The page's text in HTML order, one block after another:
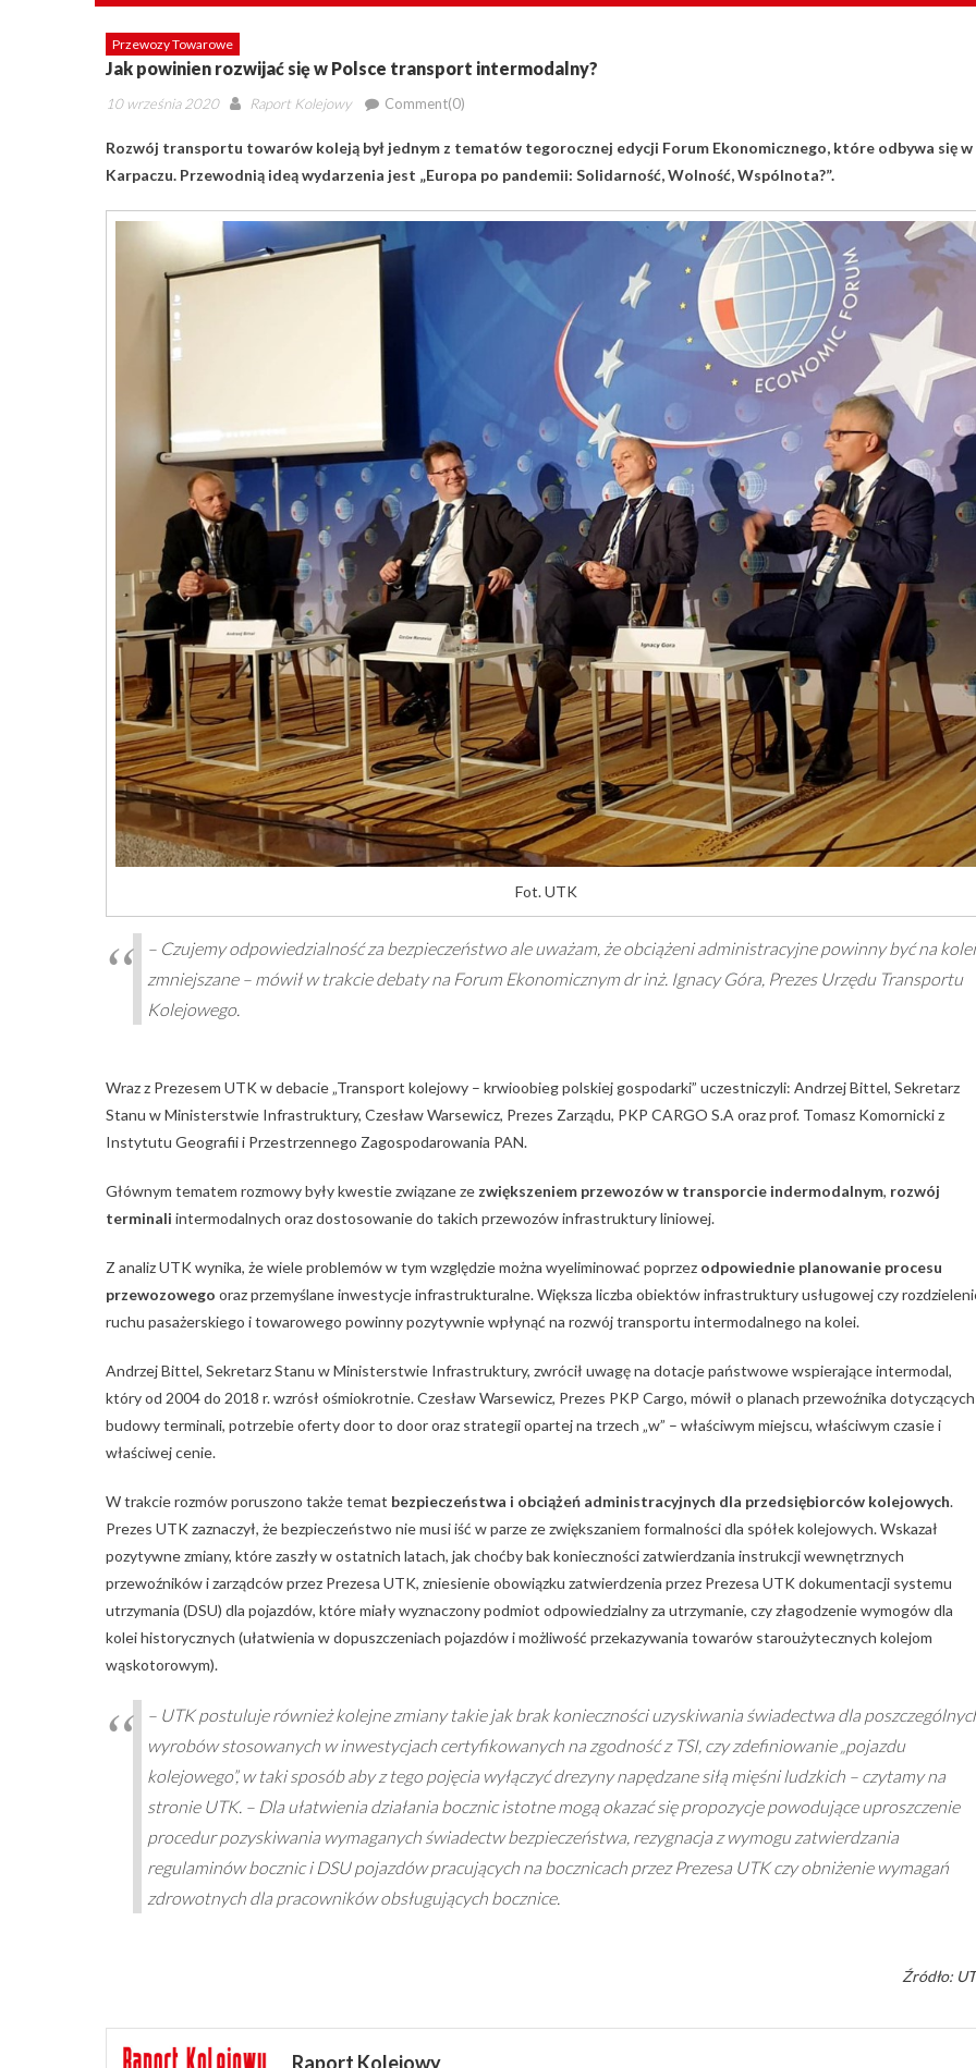
Przewozy Towarowe
Jak powinien rozwijać się w Polsce transport intermodalny?
Posted
10 września 2020 Author
Raport Kolejowy Comment(0)
Rozwój transportu towarów koleją był jednym z tematów tegorocznej edycji Forum Ekonomicznego, które odbywa się w
Karpaczu. Przewodnią ideą wydarzenia jest „Europa po pandemii: Solidarność, Wolność, Wspólnota?”.
Fot. UTK
– Czujemy odpowiedzialność za bezpieczeństwo ale uważam, że obciążeni administracyjne powinny być na kolei
zmniejszane – mówił w trakcie debaty na Forum Ekonomicznym dr inż. Ignacy Góra, Prezes Urzędu Transportu
Kolejowego.
Wraz z Prezesem UTK w debacie „Transport kolejowy – krwioobieg polskiej gospodarki” uczestniczyli: Andrzej Bittel, Sekretarz
Stanu w Ministerstwie Infrastruktury, Czesław Warsewicz, Prezes Zarządu, PKP CARGO S.A oraz prof. Tomasz Komornicki z
Instytutu Geografii i Przestrzennego Zagospodarowania PAN.
Głównym tematem rozmowy były kwestie związane ze zwiększeniem przewozów w transporcie indermodalnym, rozwój
terminali intermodalnych oraz dostosowanie do takich przewozów infrastruktury liniowej.
Z analiz UTK wynika, że wiele problemów w tym względzie można wyeliminować poprzez odpowiednie planowanie procesu
przewozowego oraz przemyślane inwestycje infrastrukturalne. Większa liczba obiektów infrastruktury usługowej czy
ruchu pasażerskiego i towarowego powinny pozytywnie wpłynąć na rozwój transportu intermodalnego na kolei.
Andrzej Bittel, Sekretarz Stanu w Ministerstwie Infrastruktury, zwrócił uwagę na dotacje państwowe wspierające intermodal,
który od 2004 do 2018 r. wzrósł ośmiokrotnie. Czesław Warsewicz, Prezes PKP Cargo, mówił o planach przewoźnika dotyczących
budowy terminali, potrzebie oferty door to door oraz strategii opartej na trzech „w” – właściwym miejscu, właściwym czasie i
właściwej cenie.
W trakcie rozmów poruszono także temat bezpieczeństwa i obciążeń administracyjnych dla przedsiębiorców kolejowych.
Prezes UTK zaznaczył, że bezpieczeństwo nie musi iść w parze ze zwiększaniem formalności dla spółek kolejowych. Wskazał
pozytywne zmiany, które zaszły w ostatnich latach, jak choćby bak konieczności zatwierdzania instrukcji wewnętrznych
przewoźników i zarządców przez Prezesa UTK, zniesienie obowiązku zatwierdzenia przez Prezesa UTK dokumentacji systemu
utrzymania (DSU) dla pojazdów, które miały wyznaczony podmiot odpowiedzialny za utrzymanie, czy złagodzenie wymogów dla
kolei historycznych (ułatwienia w dopuszczeniach pojazdów i możliwość przekazywania towarów staroużytecznych kolejom
wąskotorowym).
– UTK postuluje również kolejne zmiany takie jak brak konieczności uzyskiwania świadectwa dla
wyrobów stosowanych w inwestycjach certyfikowanych na zgodność z TSI, czy zdefiniowanie „pojazdu
kolejowego”, w taki sposób aby z tego pojęcia wyłączyć drezyny napędzane siłą mięśni ludzkich – czytamy na
stronie UTK. – Dla ułatwienia działania bocznic istotne mogą okazać się propozycje powodujące uproszczenie
procedur pozyskiwania wymaganych świadectw bezpieczeństwa, rezygnacja z wymogu zatwierdzania
regulaminów bocznic i DSU pojazdów pracujących na bocznicach przez Prezesa UTK czy obniżenie wymagań
zdrowotnych dla pracowników obsługujących bocznice.
Źródło:
Raport Kolejowy